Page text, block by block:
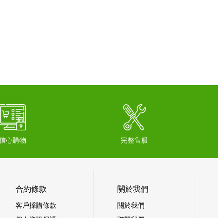
心購物 完整售服
合約條款
客戶採購條款
關於我們
關於我們